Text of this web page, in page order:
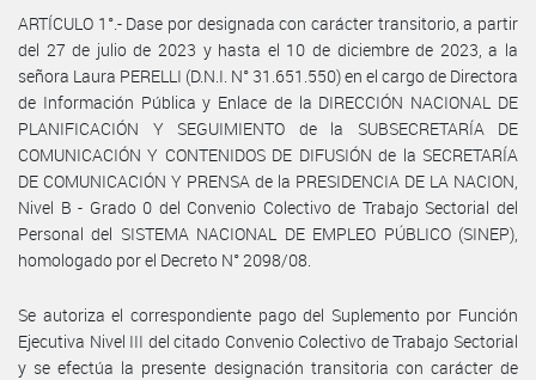
ARTÍCULO 1°.- Dase por designada con carácter transitorio, a partir
del 27 de julio de 2023 y hasta el 10 de diciembre de 2023, a la
señora Laura PERELLI (D.N.I. N° 31.651.550) en el cargo de Directora
de Información Pública y Enlace de la DIRECCIÓN NACIONAL DE
PLANIFICACIÓN Y SEGUIMIENTO de la SUBSECRETARÍA DE
COMUNICACIÓN Y CONTENIDOS DE DIFUSIÓN de la SECRETARÍA
DE COMUNICACIÓN Y PRENSA de la PRESIDENCIA DE LA NACION,
Nivel B - Grado 0 del Convenio Colectivo de Trabajo Sectorial del
Personal del SISTEMA NACIONAL DE EMPLEO PÚBLICO (SINEP),
homologado por el Decreto N° 2098/08.
Se autoriza el correspondiente pago del Suplemento por Función
Ejecutiva Nivel III del citado Convenio Colectivo de Trabajo Sectorial
y se efectúa la presente designación transitoria con carácter de